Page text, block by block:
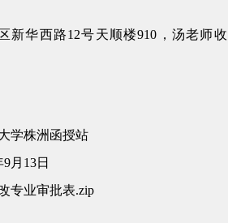
新华西路12号天顺楼910，汤老师收
函授站
日
专业审批表.zip